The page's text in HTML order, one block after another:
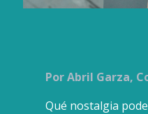
Por Abril Garza,
Qué nostalgia